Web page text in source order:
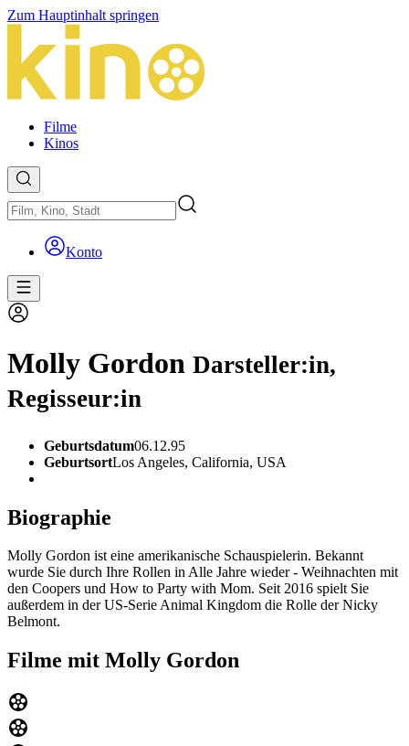
Zum Hauptinhalt springen
Filme
Kinos
Konto
Molly Gordon Darsteller:in,
Regisseur:in
Geburtsdatum06.12.95
GeburtsortLos Angeles, California, USA
Biographie
Molly Gordon ist eine amerikanische Schauspielerin. Bekannt
wurde Sie durch Ihre Rollen in Alle Jahre wieder - Weihnachten mit
den Coopers und How to Party with Mom. Seit 2016 spielt Sie
außerdem in der US-Serie Animal Kingdom die Rolle der Nicky
Belmont.
Filme mit Molly Gordon